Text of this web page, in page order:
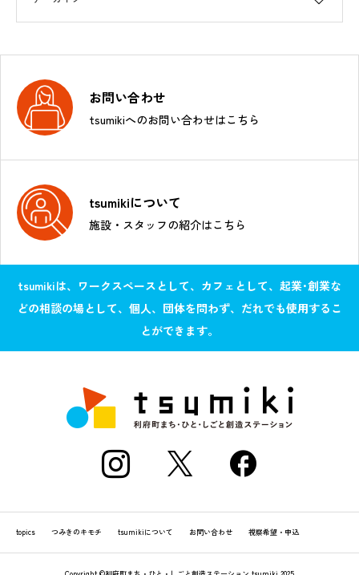
お問い合わせ
tsumikiへのお問い合わせはこちら
tsumikiについて
施設・スタッフの紹介はこちら
tsumikiは、ワークスペースとして、カフェとして、起業･創業な
どの相談の場として、個人、団体を問わず、だれでも使用するこ
とができます。
topics つみきのキモチ tsumikiについて お問い合わせ 視察希望・申込